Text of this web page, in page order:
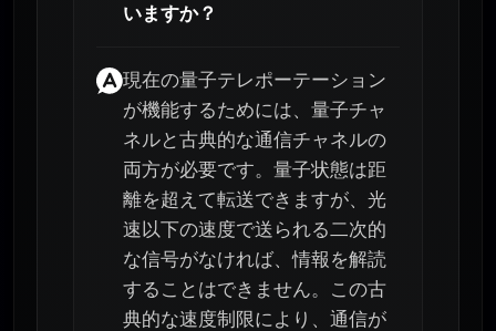
いますか？
現在の量子テレポーテーション
が機能するためには、量子チャ
ネルと古典的な通信チャネルの
両方が必要です。量子状態は距
離を超えて転送できますが、光
速以下の速度で送られる二次的
な信号がなければ、情報を解読
することはできません。この古
典的な速度制限により、通信が